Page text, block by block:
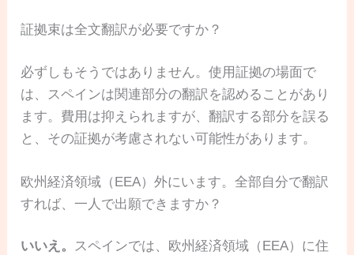
証拠束は全文翻訳が必要ですか？
必ずしもそうではありません。使用証拠の場面で
は、スペインは関連部分の翻訳を認めることがあり
ます。費用は抑えられますが、翻訳する部分を誤る
と、その証拠が考慮されない可能性があります。
欧州経済領域（EEA）外にいます。全部自分で翻訳
すれば、一人で出願できますか？
いいえ。 スペインでは、欧州経済領域（EEA）に住